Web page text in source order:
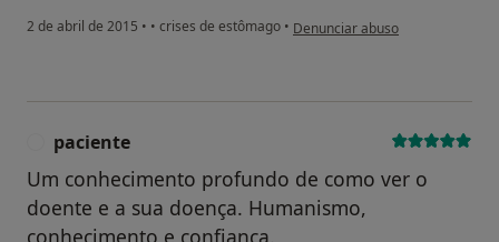
2 de abril de 2015 • • crises de estômago • na opinião do utilizador anônimo
Denunciar abuso
paciente
Um conhecimento profundo de como ver o
doente e a sua doença. Humanismo,
conhecimento e confiança.